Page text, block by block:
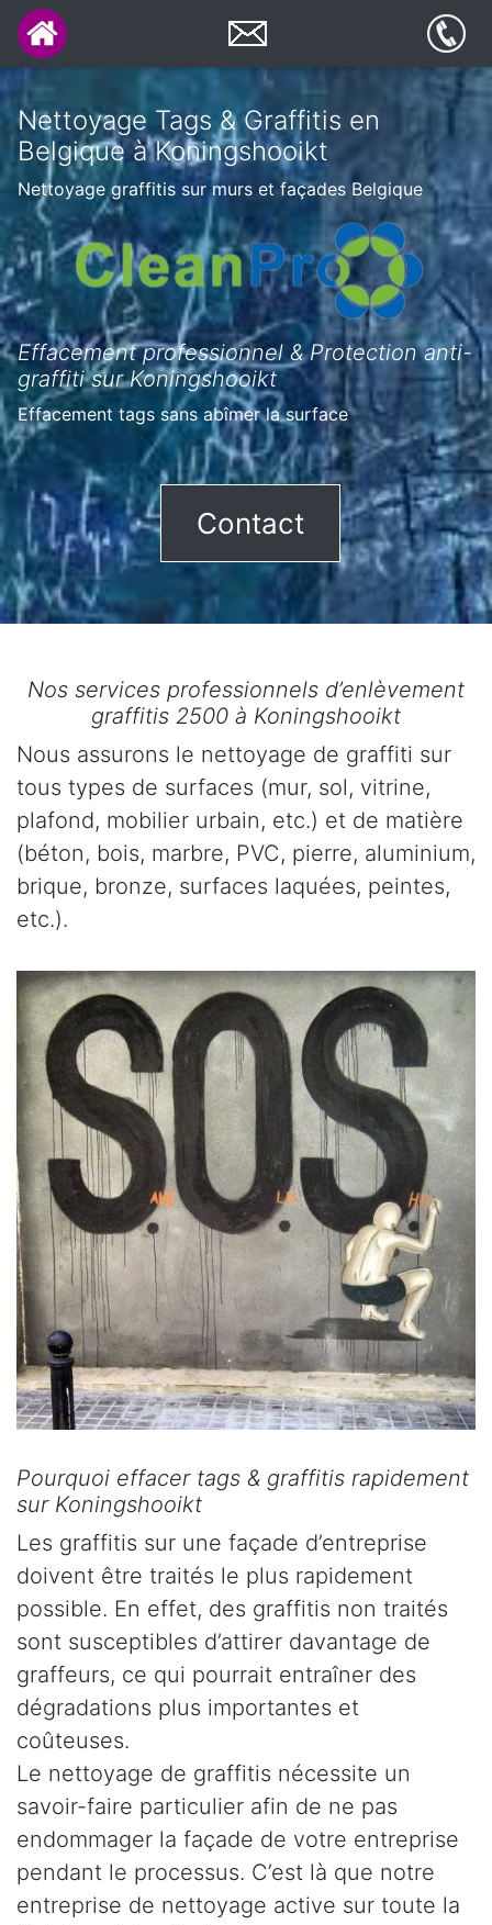
Nettoyage Tags & Graffitis en
Belgique à Koningshooikt
Nettoyage graffitis sur murs et façades Belgique
Effacement professionnel & Protection anti-
graffiti sur Koningshooikt
Effacement tags sans abîmer la surface
Contact
Nos services professionnels d’enlèvement
graffitis 2500 à Koningshooikt
Nous assurons le nettoyage de graffiti sur
tous types de surfaces (mur, sol, vitrine,
plafond, mobilier urbain, etc.) et de matière
(béton, bois, marbre, PVC, pierre, aluminium,
brique, bronze, surfaces laquées, peintes,
etc.).
Pourquoi effacer tags & graffitis rapidement
sur Koningshooikt
Les graffitis sur une façade d’entreprise
doivent être traités le plus rapidement
possible. En effet, des graffitis non traités
sont susceptibles d’attirer davantage de
graffeurs, ce qui pourrait entraîner des
dégradations plus importantes et
coûteuses.
Le nettoyage de graffitis nécessite un
savoir-faire particulier afin de ne pas
endommager la façade de votre entreprise
pendant le processus. C’est là que notre
entreprise de nettoyage active sur toute la